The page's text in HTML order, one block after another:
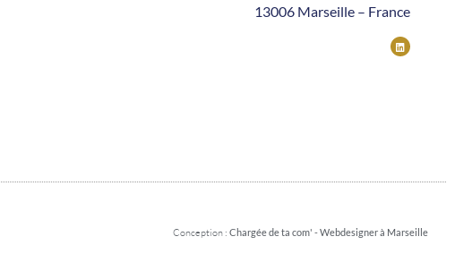
13006 Marseille – France
Conception : Chargée de ta com' - Webdesigner à Marseille